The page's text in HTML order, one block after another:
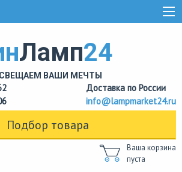
Ламп24
ВАШИ МЕЧТЫ
Доставка по России
info@lampmarket24.ru
Подбор товара
Ваша корзина
пуста